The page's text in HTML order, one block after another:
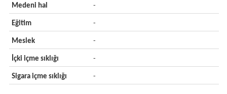
Medeni hal -
Eğitim -
Meslek -
İçki içme sıklığı -
Sigara içme sıklığı -